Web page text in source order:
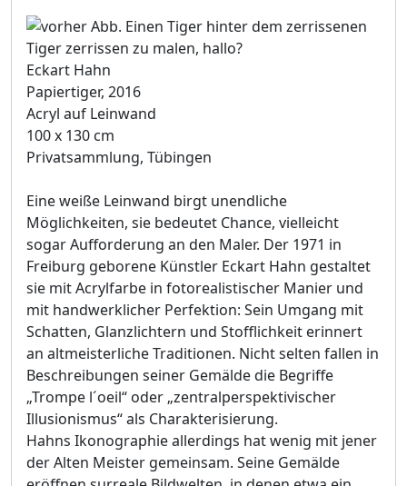
Eckart Hahn
Papiertiger, 2016
Acryl auf Leinwand
100 x 130 cm
Privatsammlung, Tübingen
Eine weiße Leinwand birgt unendliche
Möglichkeiten, sie bedeutet Chance, vielleicht
sogar Aufforderung an den Maler. Der 1971 in
Freiburg geborene Künstler Eckart Hahn gestaltet
sie mit Acrylfarbe in fotorealistischer Manier und
mit handwerklicher Perfektion: Sein Umgang mit
Schatten, Glanzlichtern und Stofflichkeit erinnert
an altmeisterliche Traditionen. Nicht selten fallen in
Beschreibungen seiner Gemälde die Begriffe
„Trompe l´oeil“ oder „zentralperspektivischer
Illusionismus“ als Charakterisierung.
Hahns Ikonographie allerdings hat wenig mit jener
der Alten Meister gemeinsam. Seine Gemälde